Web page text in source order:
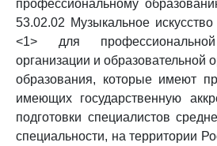
профессиональному
53.02.02 Музыкальное
<1> для профессиональной
организации и образовательной
образования, которые имеют
имеющих государственную
подготовки специалистов
специальности, на территории